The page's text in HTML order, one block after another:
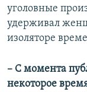
уголовные
удерживал
изоляторе
– С момента
некоторое